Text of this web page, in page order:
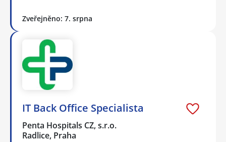
Zveřejněno: 7. srpna
IT Back Office Specialista
Penta Hospitals CZ, s.r.o.
Radlice, Praha